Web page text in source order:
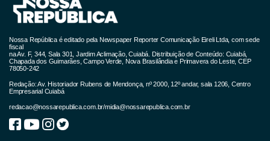
Nossa República é editado pela Newspaper Reporter Comunicação Eireli Ltda, com sede
fiscal
na Av. F, 344, Sala 301, Jardim Aclimação, Cuiabá. Distribuição de Conteúdo: Cuiabá,
Chapada dos Guimarães, Campo Verde, Nova Brasilândia e Primavera do Leste, CEP
78050-242
Redação: Av. Historiador Rubens de Mendonça, nº 2000, 12º andar, sala 1206, Centro
Empresarial Cuiabá
redacao@nossarepublica.com.br/midia@nossarepublica.com.br